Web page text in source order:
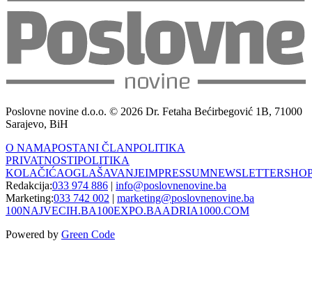
Poslovne novine d.o.o. © 2026 Dr. Fetaha Bećirbegović 1B, 71000
Sarajevo, BiH
O NAMAPOSTANI ČLANPOLITIKA
PRIVATNOSTIPOLITIKA
KOLAČIĆAOGLAŠAVANJEIMPRESSUMNEWSLETTER
Redakcija:033 974 886 | info@poslovnenovine.ba
Marketing:033 742 002 | marketing@poslovnenovine.ba
100NAJVECIH.BA100EXPO.BAADRIA1000.COM
Powered by Green Code